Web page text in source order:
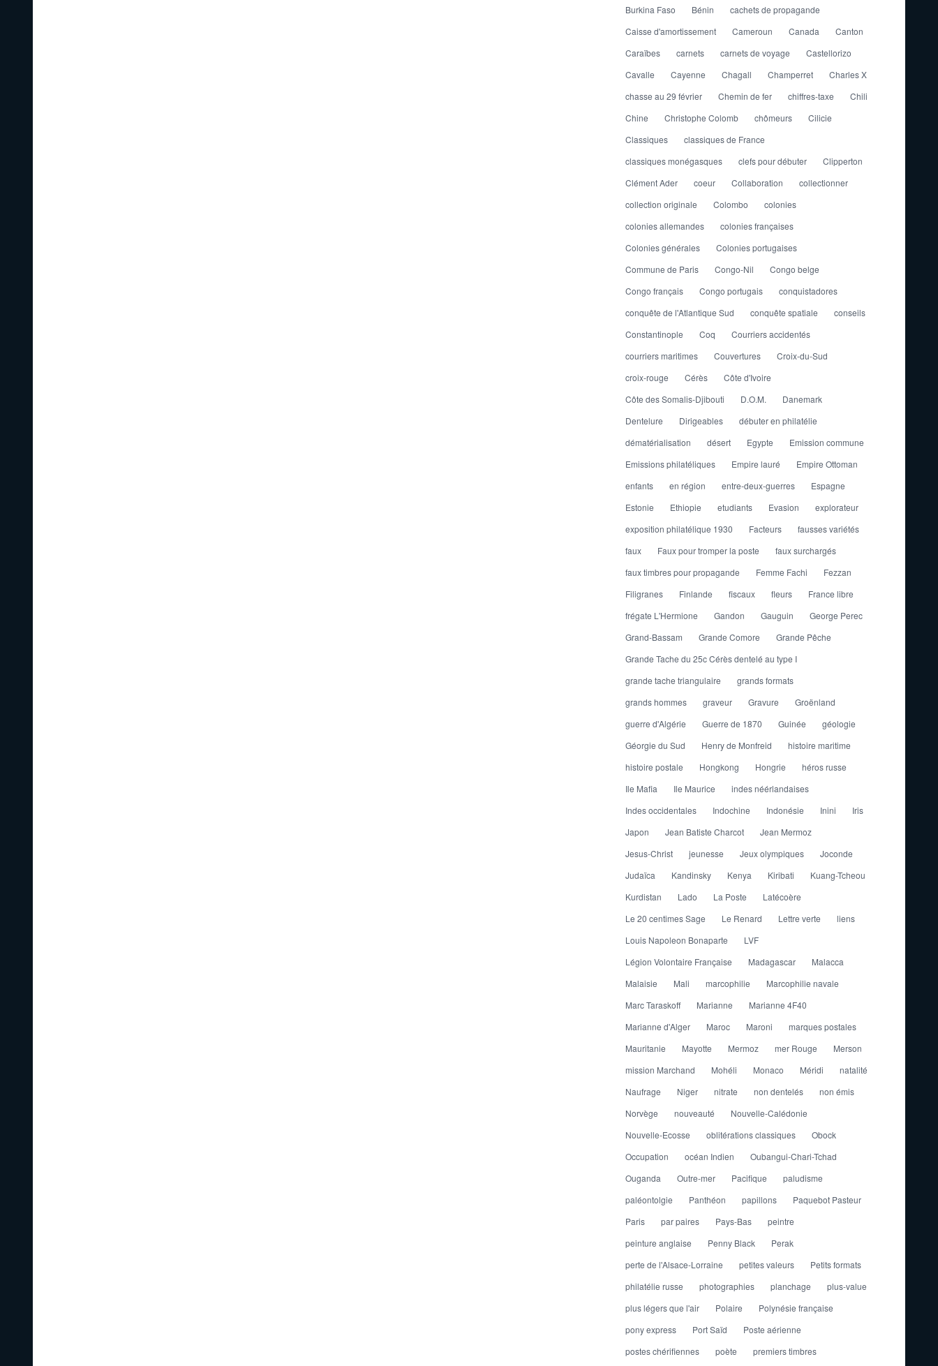
Burkina Faso
Bénin
cachets de propagande
Caisse d'amortissement
Cameroun Canada
Canton
Caraïbes
carnets carnets de voyage
Castellorizo
Cavalle
Cayenne Chagall Champerret
Charles X
chasse au 29 février
Chemin de fer chiffres-taxe
Chili
Chine
Christophe Colomb chômeurs
Cilicie
Classiques
classiques de France
classiques monégasques
clefs pour débuter
Clipperton
Clément Ader
coeur Collaboration
collectionner
collection originale
Colombo
colonies
colonies allemandes
colonies françaises
Colonies générales
Colonies portugaises
Commune de Paris
Congo-Nil
Congo belge
Congo français
Congo portugais
conquistadores
conquête de l'Atlantique Sud
conquête spatiale
conseils
Constantinople
Coq
Courriers accidentés
courriers maritimes
Couvertures
Croix-du-Sud
croix-rouge
Cérès
Côte d'Ivoire
Côte des Somalis-Djibouti
D.O.M.
Danemark
Dentelure
Dirigeables
débuter en philatélie
dématérialisation
désert Egypte
Emission commune
Emissions philatéliques
Empire lauré
Empire Ottoman
enfants
en région entre-deux-guerres
Espagne
Estonie
Ethiopie etudiants Evasion
explorateur
exposition philatélique 1930
Facteurs
fausses variétés
faux
Faux pour tromper la poste
faux surchargés
faux timbres pour propagande
Femme Fachi
Fezzan
Filigranes
Finlande fiscaux fleurs
France libre
frégate L'Hermione
Gandon Gauguin
George Perec
Grand-Bassam
Grande Comore
Grande Pêche
Grande Tache du 25c Cérès dentelé au type I
grande tache triangulaire
grands formats
grands hommes
graveur Gravure
Groënland
guerre d'Algérie
Guerre de 1870 Guinée
géologie
Géorgie du Sud
Henry de Monfreid
histoire maritime
histoire postale
Hongkong Hongrie
héros russe
Ile Mafia
Ile Maurice
indes néérlandaises
Indes occidentales
Indochine Indonésie Inini
Iris
Japon
Jean Batiste Charcot
Jean Mermoz
Jesus-Christ
jeunesse Jeux olympiques
Joconde
Judaïca
Kandinsky Kenya Kiribati
Kuang-Tcheou
Kurdistan
Lado La Poste
Latécoère
Le 20 centimes Sage
Le Renard Lettre verte
liens
Louis Napoleon Bonaparte
LVF
Légion Volontaire Française
Madagascar
Malacca
Malaisie
Mali marcophilie
Marcophilie navale
Marc Taraskoff
Marianne
Marianne 4F40
Marianne d'Alger
Maroc Maroni
marques postales
Mauritanie
Mayotte Mermoz mer Rouge
Merson
mission Marchand
Mohéli Monaco Méridi
natalité
Naufrage
Niger nitrate non dentelés
non émis
Norvège
nouveauté
Nouvelle-Calédonie
Nouvelle-Ecosse
oblitérations classiques
Obock
Occupation
océan Indien
Oubangui-Chari-Tchad
Ouganda
Outre-mer Pacifique
paludisme
paléontolgie
Panthéon papillons
Paquebot Pasteur
Paris
par paires Pays-Bas
peintre
peinture anglaise
Penny Black
Perak
perte de l'Alsace-Lorraine
petites valeurs
Petits formats
philatélie russe
photographies planchage
plus-value
plus légers que l'air
Polaire
Polynésie française
pony express
Port Saïd
Poste aérienne
postes chérifiennes
poète premiers timbres